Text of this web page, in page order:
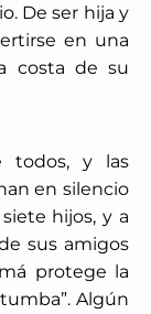
De ser hija y
en una
costa de su
todos, y las
en silencio
hijos, y a
sus amigos
protege la
Algún